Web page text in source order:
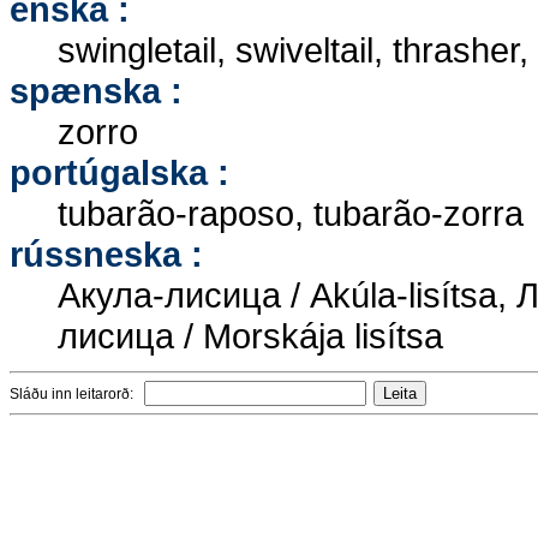
enska :
swingletail, swiveltail,
spænska :
zorro
portúgalska :
tubarão-raposo, tubarão-zorra
rússneska :
Акула-лисица / Akúla-lisítsa,
лисица / Morskája lisítsa
Sláðu inn leitarorð: